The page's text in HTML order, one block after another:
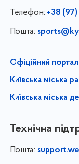
Телефон: +38
Пошта:
Офіційний
Київська міська
Київська міська
Технічна
Пошта: